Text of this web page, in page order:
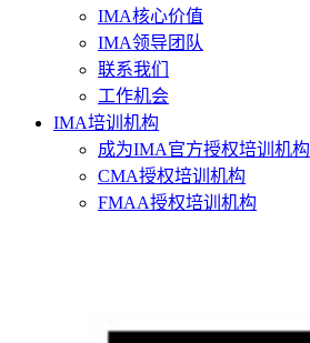
IMA核心价值
IMA领导团队
联系我们
工作机会
IMA培训机构
成为IMA官方授权培训机构
CMA授权培训机构
FMAA授权培训机构